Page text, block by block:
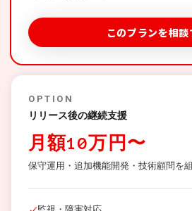
このプランを相談
OPTION
リリース後の継続支援
月額10万円〜
保守運用・追加機能開発・技術顧問を